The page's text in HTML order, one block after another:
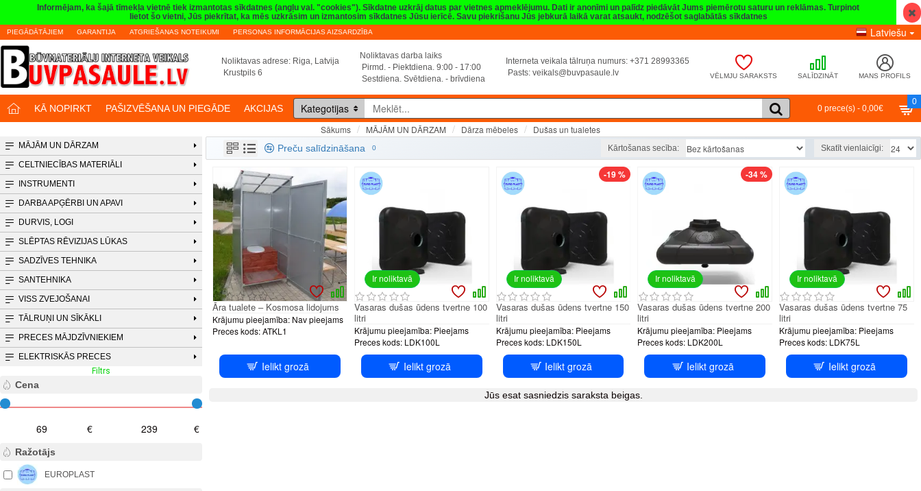
Informējam, ka šajā tīmekļa vietnē tiek izmantotas sīkdatnes (angļu val. "cookies"). Sīkdatne uzkrāj datus par vietnes apmeklējumu. Dati ir anonīmi un palīdz piedāvāt Jums piemērotu saturu un reklāmas. Turpinot
lietot šo vietni, Jūs piekrītat, ka mēs uzkrāsim un izmantosim sīkdatnes Jūsu ierīcē. Savu piekrišanu Jūs jebkurā laikā varat atsaukt, nodzēšot saglabātās sīkdatnes
PIEGĀDĀTĀJIEM GARANTIJA ATGRIEŠANAS NOTEIKUMI PERSONAS INFORMĀCIJAS AIZSARDZĪBA Latviešu
Noliktavas adrese: Riga, Latvija
Krustpils 6
Noliktavas darba laiks
Pirmd. - Piektdiena. 9:00 - 17:00
Sestdiena. Svētdiena. - brīvdiena
Interneta veikala tālruņa numurs: +371 28993365
Pasts: veikals@buvpasaule.lv VĒLMJU SARAKSTS SALĪDZINĀT MANS PROFILS
KĀ NOPIRKT PAŠIZVĒŠANA UN PIEGĀDE AKCIJAS Kategotijas 0 prece(s) - 0,00€
0
Sākums MĀJĀM UN DĀRZAM Dārza mēbeles Dušas un tualetes
MĀJĀM UN DĀRZAM
CELTNIECĪBAS MATERIĀLI
INSTRUMENTI
DARBA APĢĒRBI UN APAVI
DURVIS, LOGI
SLĒPTAS RĒVIZIJAS LŪKAS
SADZĪVES TEHNIKA
SANTEHNIKA
VISS ZVEJOŠANAI
TĀLRUŅI UN SĪKĀKLI
PRECES MĀJDZĪVNIEKIEM
ELEKTRISKĀS PRECES
Filtrs
Cena
€ €
Ražotājs
EUROPLAST
Preču salīdzināšana 0 Kārtošanas secība: Skatīt vienlaicīgi:
Krājumu pieejamība: Nav pieejams
Preces kods:ATKL1
Āra tualete – Kosmosa lidojums
Ielikt grozā
Ir noliktavā
Krājumu pieejamība: Pieejams
Preces kods: LDK100L
Vasaras dušas ūdens tvertne 100
litri
Ielikt grozā
Ir noliktavā
-19 %
Krājumu pieejamība: Pieejams
Preces kods: LDK150L
Vasaras dušas ūdens tvertne 150
litri
Ielikt grozā
Ir noliktavā
-34 %
Krājumu pieejamība: Pieejams
Preces kods: LDK200L
Vasaras dušas ūdens tvertne 200
litri
Ielikt grozā
Ir noliktavā
Krājumu pieejamība: Pieejams
Preces kods: LDK75L
Vasaras dušas ūdens tvertne 75
litri
Ielikt grozā
Jūs esat sasniedzis saraksta beigas.